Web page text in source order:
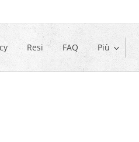
Resi FAQ Più